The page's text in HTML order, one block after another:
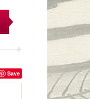
Save